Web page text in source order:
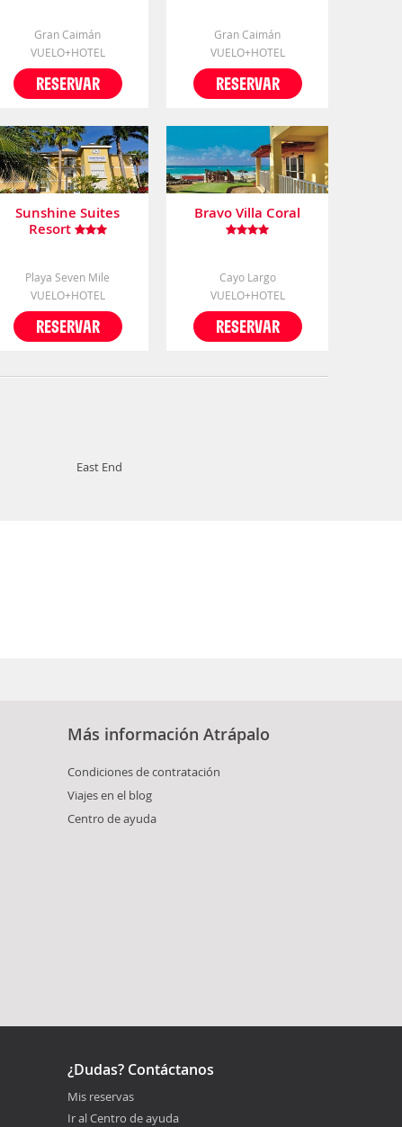
Gran Caimán
VUELO+HOTEL
RESERVAR
Gran Caimán
VUELO+HOTEL
RESERVAR
Sunshine Suites
Resort
Playa Seven Mile
VUELO+HOTEL
RESERVAR
Bravo Villa Coral
Cayo Largo
VUELO+HOTEL
RESERVAR
East End
Más información Atrápalo
Condiciones de contratación
Viajes en el blog
Centro de ayuda
¿Dudas? Contáctanos
Mis reservas
Ir al Centro de ayuda